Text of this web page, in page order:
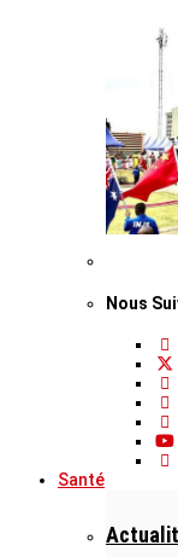
Nous
Santé